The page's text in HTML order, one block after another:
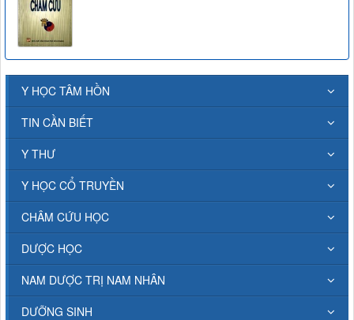
Y HỌC TÂM HỒN
TIN CẦN BIẾT
Y THƯ
Y HỌC CỔ TRUYỀN
CHÂM CỨU HỌC
DƯỢC HỌC
NAM DƯỢC TRỊ NAM NHÂN
DƯỠNG SINH